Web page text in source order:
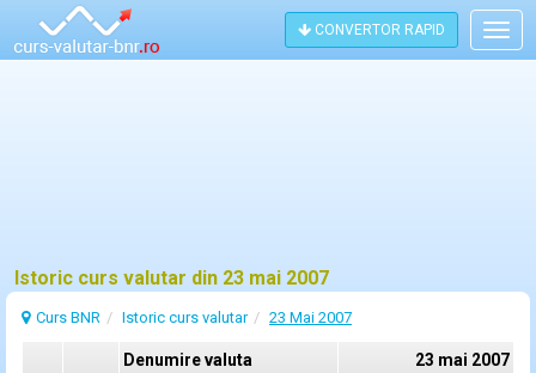
CONVERTOR RAPID
Istoric curs valutar din 23 mai 2007
Curs BNR Istoric curs valutar 23 Mai 2007
Denumire valuta
23 mai 2007